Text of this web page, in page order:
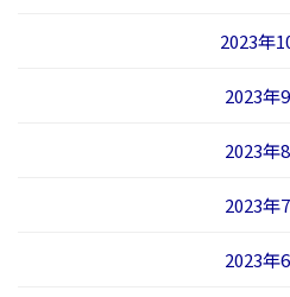
2023年
2023年
2023年
2023年
2023年